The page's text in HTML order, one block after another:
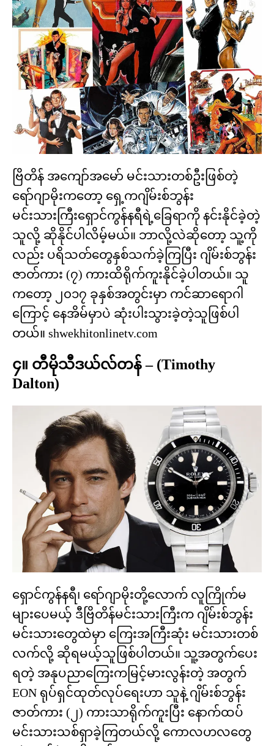
ဗြိတိန် အကျော်အမော် မင်းသားတစ်ဦးဖြစ်တဲ့
ရော်ဂျာမိုးကတော့ ရှေ့ကဂျိမ်းစ်ဘွန်း
မင်းသားကြီးရှောင်ကွန်နရီရဲ့ခြေရာကို နင်းနိုင်ခဲ့တဲ့
သူလို့ ဆိုနိုင်ပါလိမ့်မယ်။ ဘာလို့လဲဆိုတော့ သူ့ကို
လည်း ပရိသတ်တွေနှစ်သက်ခဲ့ကြပြီး ဂျိမ်းစ်ဘွန်း
ဇာတ်ကား (၇) ကားထိရိုက်ကူးနိုင်ခဲ့ပါတယ်။ သူ
ကတော့ ၂၀၁၇ ခုနှစ်အတွင်းမှာ ကင်ဆာရောဂါ
ကြောင့် နေအိမ်မှာပဲ ဆုံးပါးသွားခဲ့တဲ့သူဖြစ်ပါ
တယ်။ shwekhitonlinetv.com
၄။ တီမိုသီဒယ်လ်တန် – (Timothy
Dalton)
ရှောင်ကွန်နရီ၊ ရော်ဂျာမိုးတို့လောက် လူကြိုက်မ
များပေမယ့် ဒီဗြိတိန်မင်းသားကြီးက ဂျိမ်းစ်ဘွန်း
မင်းသားတွေထဲမှာ ကြေးအကြီးဆုံး မင်းသားတစ်
လက်လို့ ဆိုရမယ့်သူဖြစ်ပါတယ်။ သူ့အတွက်ပေး
ရတဲ့ အနုပညာကြေးကမြင့်မားလွန်းတဲ့ အတွက်
EON ရုပ်ရှင်ထုတ်လုပ်ရေးဟာ သူနဲ့ ဂျိမ်းစ်ဘွန်း
ဇာတ်ကား (၂) ကားသာရိုက်ကူးပြီး နောက်ထပ်
မင်းသားသစ်ရှာခဲ့ကြတယ်လို့ ကောလဟလတွေ